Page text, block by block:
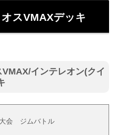
スVMAXデッキ
インテレオン(クイ
会 ジムバトル